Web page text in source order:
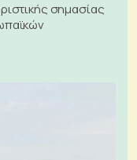
σημασίας